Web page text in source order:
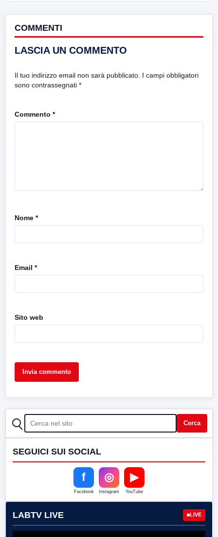
COMMENTI
LASCIA UN COMMENTO
Il tuo indirizzo email non sarà pubblicato. I campi obbligatori
sono contrassegnati *
Commento *
Nome *
Email *
Sito web
CERCA Cerca
SEGUICI SUI SOCIAL
f
Facebook
◎
Instagram
▶
YouTube
LABTV LIVE LIVE